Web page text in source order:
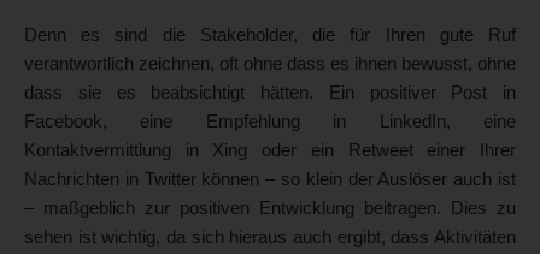
Denn es sind die Stakeholder, die für Ihren gute Ruf
verantwortlich zeichnen, oft ohne dass es ihnen bewusst, ohne
dass sie es beabsichtigt hätten. Ein positiver Post in
Facebook, eine Empfehlung in LinkedIn, eine
Kontaktvermittlung in Xing oder ein Retweet einer Ihrer
Nachrichten in Twitter können – so klein der Auslöser auch ist
– maßgeblich zur positiven Entwicklung beitragen. Dies zu
sehen ist wichtig, da sich hieraus auch ergibt, dass Aktivitäten